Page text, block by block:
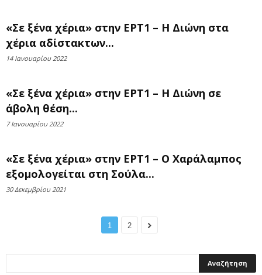
«Σε ξένα χέρια» στην ΕΡΤ1 – Η Διώνη στα
χέρια αδίστακτων...
14 Ιανουαρίου 2022
«Σε ξένα χέρια» στην ΕΡΤ1 – Η Διώνη σε
άβολη θέση...
7 Ιανουαρίου 2022
«Σε ξένα χέρια» στην ΕΡΤ1 – Ο Χαράλαμπος
εξομολογείται στη Σούλα...
30 Δεκεμβρίου 2021
1 2